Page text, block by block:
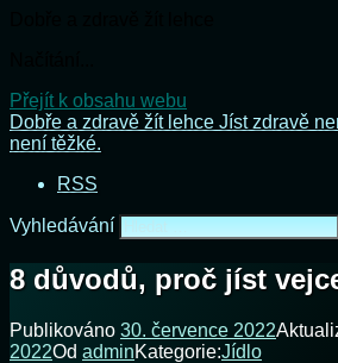
Přejít k obsahu webu
Dobře a zdravě žít lehce Jíst zdravě
není těžké.
RSS
Vyhledávání
8 důvodů, proč jíst
Publikováno 30. července 2022
2022Od adminKategorie:Jídlo